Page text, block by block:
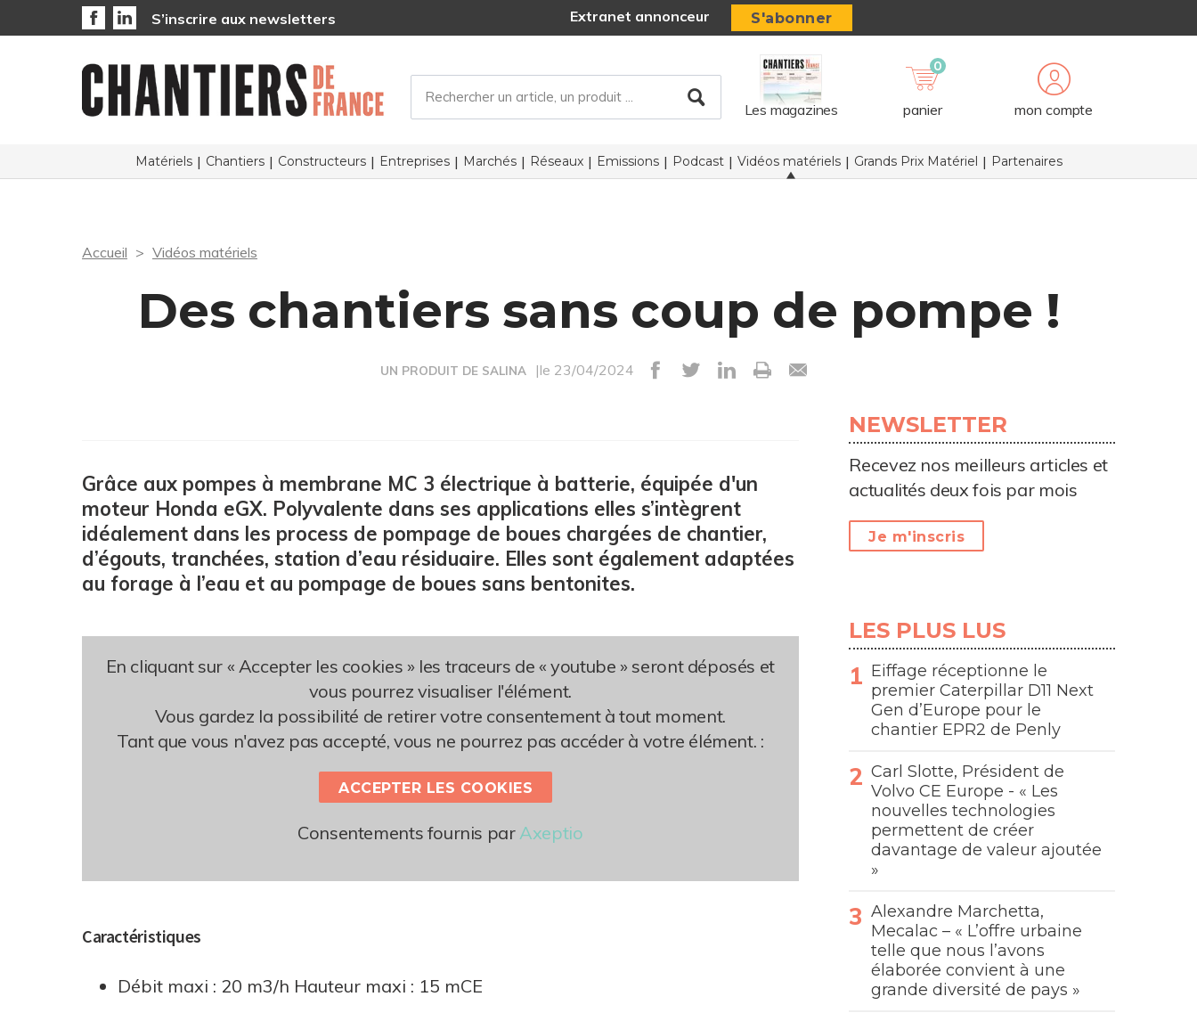
S’inscrire aux newsletters Extranet annonceur S'abonner
Les magazines
0
panier mon compte
Matériels Chantiers Constructeurs Entreprises Marchés Réseaux Emissions Podcast Vidéos matériels Grands Prix Matériel Partenaires
Accueil Vidéos matériels
Des chantiers sans coup de pompe !
UN PRODUIT DE SALINA |le 23/04/2024
Grâce aux pompes à membrane MC 3 électrique à batterie, équipée d'un
moteur Honda eGX. Polyvalente dans ses applications elles s’intègrent
idéalement dans les process de pompage de boues chargées de chantier,
d’égouts, tranchées, station d’eau résiduaire. Elles sont également adaptées
au forage à l’eau et au pompage de boues sans bentonites.
En cliquant sur « Accepter les cookies » les traceurs de « youtube » seront déposés et
vous pourrez visualiser l'élément.
Vous gardez la possibilité de retirer votre consentement à tout moment.
Tant que vous n'avez pas accepté, vous ne pourrez pas accéder à votre élément. :
ACCEPTER LES COOKIES
Consentements fournis parAxeptio
Caractéristiques
Débit maxi : 20 m3/h Hauteur maxi : 15 mCE
NEWSLETTER
Recevez nos meilleurs articles et
actualités deux fois par mois
Je m'inscris
LES PLUS LUS
Eiffage réceptionne le
premier Caterpillar D11 Next
Gen d’Europe pour le
chantier EPR2 de Penly
Carl Slotte, Président de
Volvo CE Europe - « Les
nouvelles technologies
permettent de créer
davantage de valeur ajoutée
»
Alexandre Marchetta,
Mecalac – « L’offre urbaine
telle que nous l’avons
élaborée convient à une
grande diversité de pays »